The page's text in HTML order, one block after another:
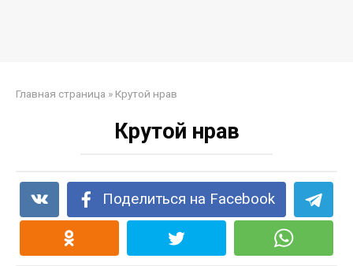
Главная страница » Крутой нрав
Крутой нрав
Поделиться на Facebook